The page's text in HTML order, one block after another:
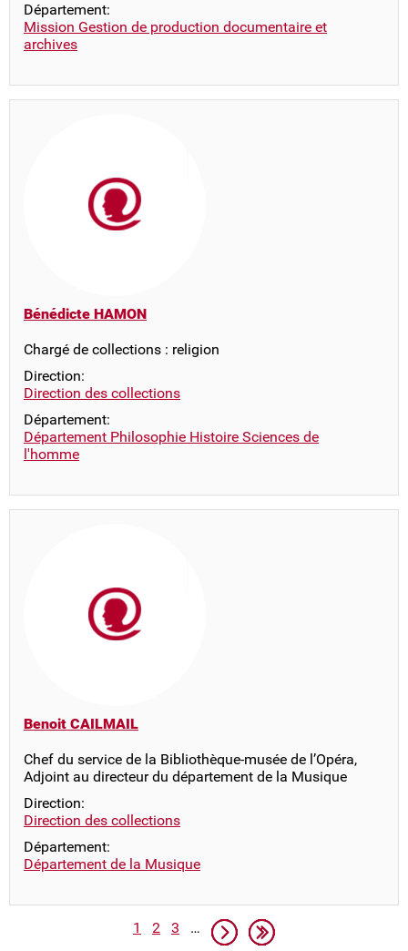
Département:
Mission Gestion de production documentaire et
archives
Bénédicte HAMON
Chargé de collections : religion
Direction:
Direction des collections
Département:
Département Philosophie Histoire Sciences de
l'homme
Benoit CAILMAIL
Chef du service de la Bibliothèque-musée de l’Opéra,
Adjoint au directeur du département de la Musique
Direction:
Direction des collections
Département:
Département de la Musique
Pagination
Page
1 Page
2 Page
3 … Page suivante
Dernière page